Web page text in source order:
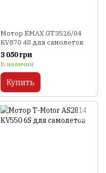
Мотор EMAX GT3526/04
KV870 4S для самолетов
3 050 грн
В наличии
Купить